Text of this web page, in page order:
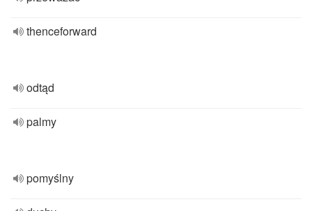
thenceforward
odtąd
palmy
pomyślny